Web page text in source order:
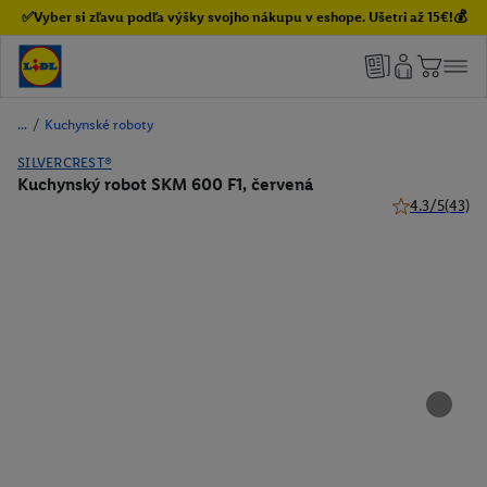
✅Vyber si zľavu podľa výšky svojho nákupu v eshope. Ušetri až 15€!💰
/ Kuchynské roboty
SILVERCREST®
Kuchynský robot SKM 600 F1, červená
4.3/5(43)